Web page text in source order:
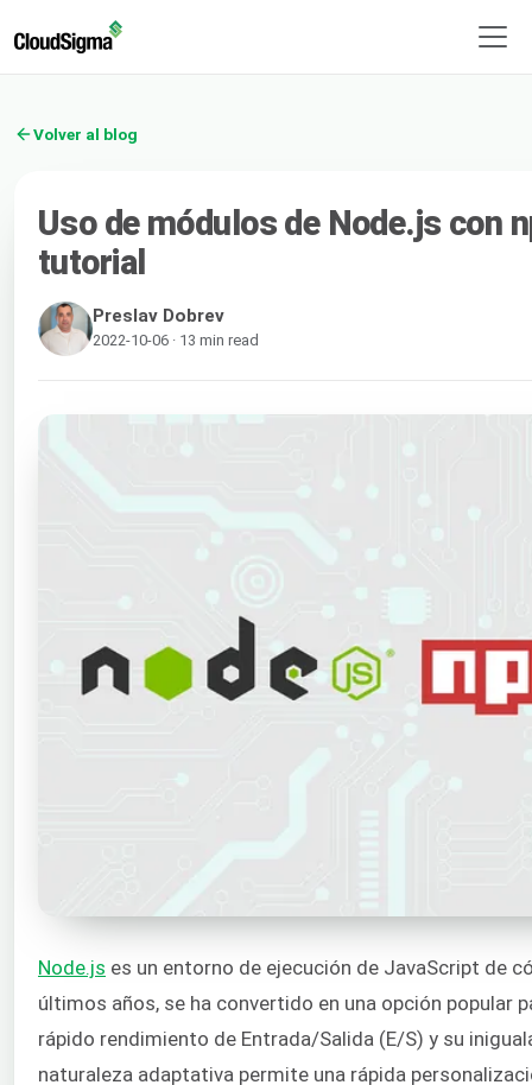
Volver al blog
Uso de módulos de Node.js con
tutorial
Preslav Dobrev
2022-10-06 · 13 min read
Node.js es un entorno de ejecución de JavaScript de
últimos años, se ha convertido en una opción popular
rápido rendimiento de Entrada/Salida (E/S) y su
naturaleza adaptativa permite una rápida